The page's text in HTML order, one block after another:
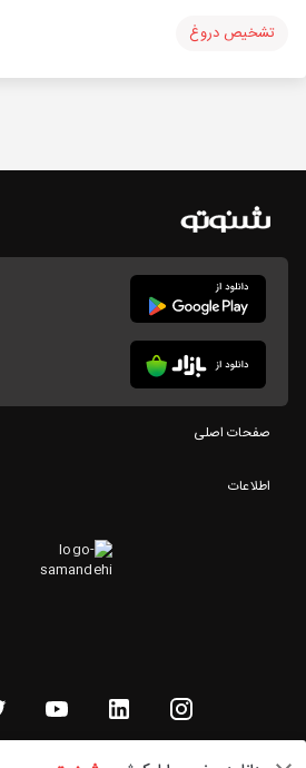
تشخیص دروغ
صفحات اصلی
اطلاعات
تمامی حقوق این وبسایت متعلق